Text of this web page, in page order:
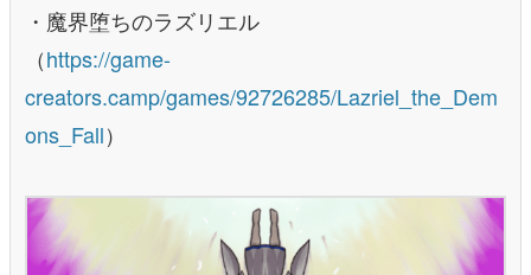
・魔界堕ちのラズリエル
（https://game-
creators.camp/games/92726285/Lazriel_the_Dem
ons_Fall）